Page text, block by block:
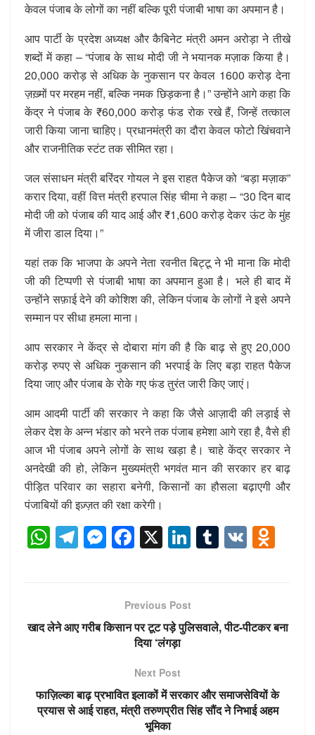
केवल पंजाब के लोगों का नहीं बल्कि पूरी पंजाबी भाषा का अपमान है।
आप पार्टी के प्रदेश अध्यक्ष और कैबिनेट मंत्री अमन अरोड़ा ने तीखे
शब्दों में कहा – “पंजाब के साथ मोदी जी ने भयानक मज़ाक किया है।
20,000 करोड़ से अधिक के नुकसान पर केवल 1600 करोड़ देना
ज़ख़्मों पर मरहम नहीं, बल्कि नमक छिड़कना है।” उन्होंने आगे कहा कि
केंद्र ने पंजाब के ₹60,000 करोड़ फंड रोक रखे हैं, जिन्हें तत्काल
जारी किया जाना चाहिए। प्रधानमंत्री का दौरा केवल फोटो खिंचवाने
और राजनीतिक स्टंट तक सीमित रहा।
जल संसाधन मंत्री बरिंदर गोयल ने इस राहत पैकेज को “बड़ा मज़ाक”
करार दिया, वहीं वित्त मंत्री हरपाल सिंह चीमा ने कहा – “30 दिन बाद
मोदी जी को पंजाब की याद आई और ₹1,600 करोड़ देकर ऊंट के मुंह
में जीरा डाल दिया।”
यहां तक कि भाजपा के अपने नेता रवनीत बिट्टू ने भी माना कि मोदी
जी की टिप्पणी से पंजाबी भाषा का अपमान हुआ है। भले ही बाद में
उन्होंने सफ़ाई देने की कोशिश की, लेकिन पंजाब के लोगों ने इसे अपने
सम्मान पर सीधा हमला माना।
आप सरकार ने केंद्र से दोबारा मांग की है कि बाढ़ से हुए 20,000
करोड़ रुपए से अधिक नुकसान की भरपाई के लिए बड़ा राहत पैकेज
दिया जाए और पंजाब के रोके गए फंड तुरंत जारी किए जाएं।
आम आदमी पार्टी की सरकार ने कहा कि जैसे आज़ादी की लड़ाई से
लेकर देश के अन्न भंडार को भरने तक पंजाब हमेशा आगे रहा है, वैसे ही
आज भी पंजाब अपने लोगों के साथ खड़ा है। चाहे केंद्र सरकार ने
अनदेखी की हो, लेकिन मुख्यमंत्री भगवंत मान की सरकार हर बाढ़
पीड़ित परिवार का सहारा बनेगी, किसानों का हौसला बढ़ाएगी और
पंजाबियों की इज़्ज़त की रक्षा करेगी।
W
A
T
a
M
n
F
e
b
o
o
k
X Li
dI
T
r
V
kl
ni
ki
Previous Post
खाद लेने आए गरीब किसान पर टूट पड़े पुलिसवाले, पीट-पीटकर बना
दिया ‘लंगड़ा
Next Post
फाज़िल्का बाढ़ प्रभावित इलाकों में सरकार और समाजसेवियों के
प्रयास से आई राहत, मंत्री तरुणप्रीत सिंह सौंद ने निभाई अहम
भूमिका